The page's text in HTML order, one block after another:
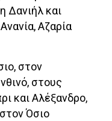
Δανιήλ και
Αζαρία
στον
στους
και Αλέξανδρο,
Όσιο